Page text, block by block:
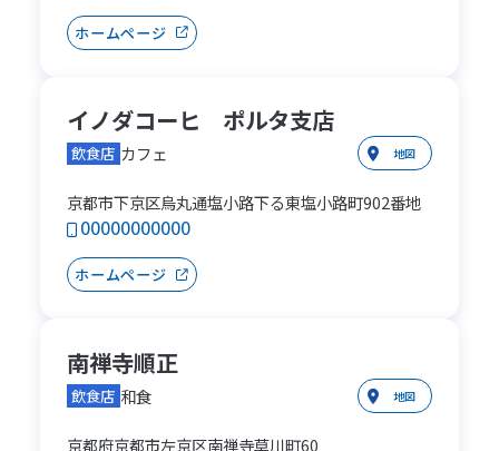
ホームページ
イノダコーヒ ポルタ支店
飲食店 カフェ 地図
京都市下京区烏丸通塩小路下る東塩小路町902番地
00000000000
ホームページ
南禅寺順正
飲食店 和食 地図
京都府京都市左京区南禅寺草川町60